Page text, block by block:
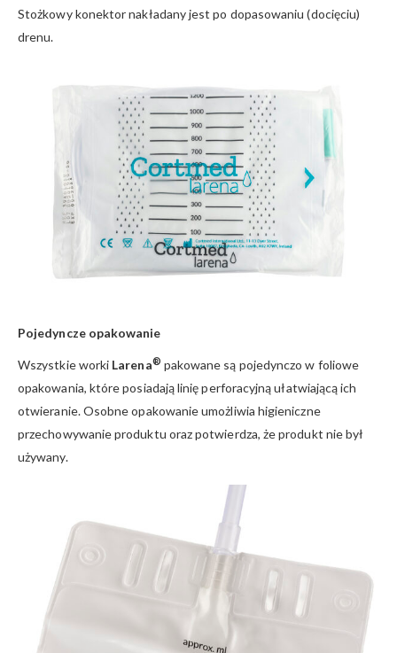
Stożkowy konektor nakładany jest po dopasowaniu (docięciu)
drenu.
Pojedyncze opakowanie
Wszystkie worki Larena® pakowane są pojedynczo w foliowe
opakowania, które posiadają linię perforacyjną ułatwiającą ich
otwieranie. Osobne opakowanie umożliwia higieniczne
przechowywanie produktu oraz potwierdza, że produkt nie był
używany.